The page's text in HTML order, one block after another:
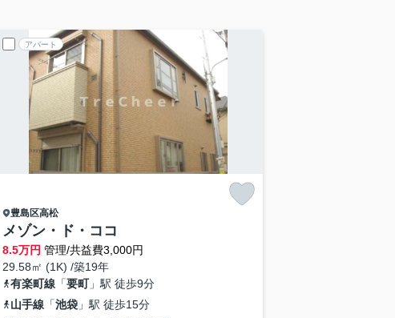
アパート
豊島区高松
メゾン・ド・ココ
8.5万円 管理/共益費3,000円
29.58㎡ (1K) /築19年
有楽町線「要町」駅 徒歩9分
山手線「池袋」駅 徒歩15分